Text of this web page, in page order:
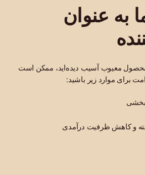
به عنوان
محصول معیوب آسیب دیده‌اید، ممکن است
برای موارد زیر باشید:
و کاهش ظرفیت درآمدی